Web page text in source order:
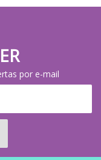
por e-mail